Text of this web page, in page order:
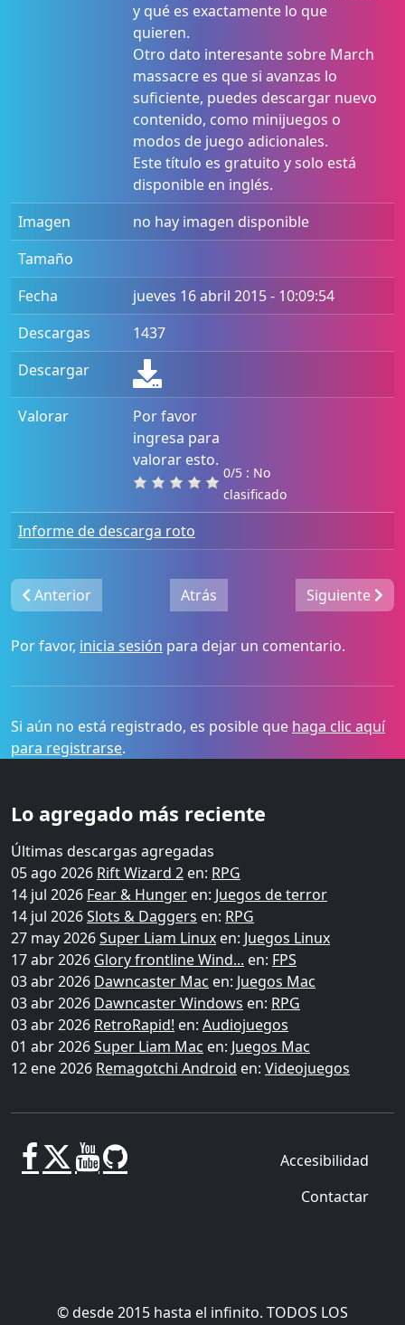
y qué es exactamente lo que
quieren.
Otro dato interesante sobre March
massacre es que si avanzas lo
suficiente, puedes descargar nuevo
contenido, como minijuegos o
modos de juego adicionales.
Este título es gratuito y solo está
disponible en inglés.
Imagen
no hay imagen disponible
Tamaño
Fecha
jueves 16 abril 2015 - 10:09:54
Descargas
1437
Descargar
Valorar
Por favor
ingresa para
valorar esto.
0/5 : No
clasificado
Informe de descarga roto
Anterior Atrás Siguiente
Por favor, inicia sesión para dejar un comentario.
Si aún no está registrado, es posible que haga clic aquí
para registrarse.
Lo agregado más reciente
Últimas descargas agregadas
05 ago 2026 Rift Wizard 2 en: RPG
14 jul 2026 Fear & Hunger en: Juegos de terror
14 jul 2026Slots & Daggers en: RPG
27 may 2026Super Liam Linux en: Juegos Linux
17 abr 2026 Glory frontline Wind... en: FPS
03 abr 2026 Dawncaster Mac en: Juegos Mac
03 abr 2026 Dawncaster Windows en: RPG
03 abr 2026 RetroRapid! en: Audiojuegos
01 abr 2026Super Liam Mac en: Juegos Mac
12 ene 2026 Remagotchi Android en: Videojuegos
Accesibilidad
Contactar
© desde 2015 hasta el infinito. TODOS LOS